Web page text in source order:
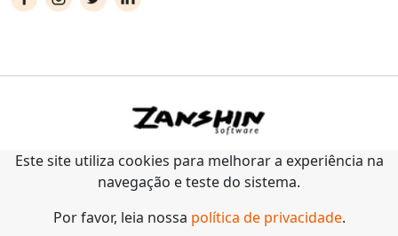
Este site utiliza cookies para melhorar a experiência na
navegação e teste do sistema.
Por favor, leia nossa política de privacidade.